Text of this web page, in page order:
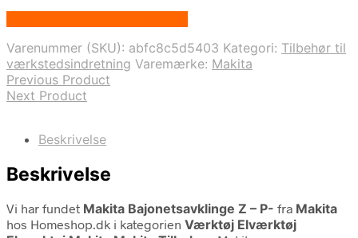
Varenummer (SKU): abfc8c5d5403 Kategori: Tilbehør til
værkstedsindretning Varemærke: Makita
Previous Product
Next Product
Beskrivelse
Beskrivelse
Vi har fundet Makita Bajonetsavklinge Z – P- fra Makita
hos Homeshop.dk i kategorien Værktøj Elværktøj